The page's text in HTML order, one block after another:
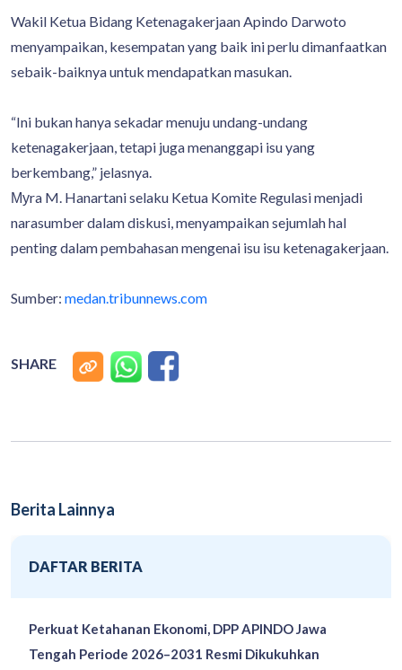
Wakil Ketua Bidang Ketenagakerjaan Apindo Darwoto
menyampaikan, kesempatan yang baik ini perlu dimanfaatkan
sebaik-baiknya untuk mendapatkan masukan.
“Ini bukan hanya sekadar menuju undang-undang
ketenagakerjaan, tetapi juga menanggapi isu yang
berkembang,” jelasnya.
Муra M. Hanartani selaku Ketua Komite Regulasi menjadi
narasumber dalam diskusi, menyampaikan sejumlah hal
penting dalam pembahasan mengenai isu isu ketenagakerjaan.
Sumber: medan.tribunnews.com
SHARE
Berita Lainnya
DAFTAR BERITA
Perkuat Ketahanan Ekonomi, DPP APINDO Jawa
Tengah Periode 2026–2031 Resmi Dikukuhkan